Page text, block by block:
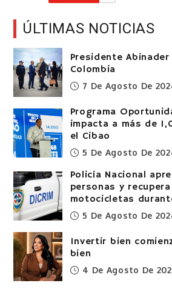
ÚLTIMAS NOTICIAS
Presidente
Colombia
7 De Agosto De
Programa
impacta a más de
el Cibao
5 De Agosto De
Policía Nacional
personas y
motocicletas
5 De Agosto De
Invertir bien
bien
4 De Agosto De